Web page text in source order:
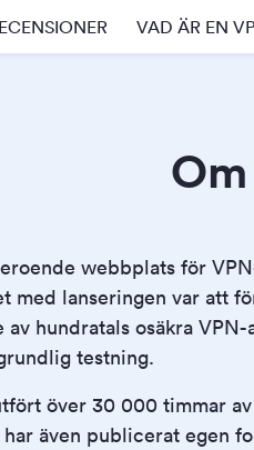
VAD ÄR EN
webbplats för
med lanseringen var att
av hundratals osäkra
testning.
över 30 000 timmar
även publicerat egen